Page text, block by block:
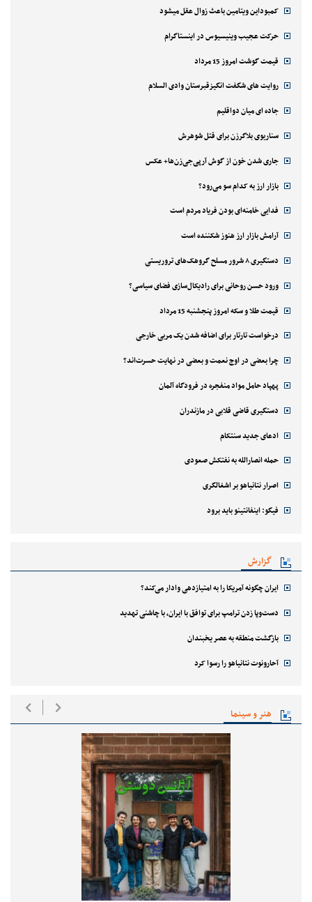
کمبوداین ویتامین باعث زوال عقل میشود
حرکت عجیب وینیسیوس در اینستاگرام
قیمت گوشت امروز 15 مرداد
روایت های شگفت انگیزقبرستان وادی السلام
جاده ای میان دواقلیم
سناریوی بلاگرزن برای قتل شوهرش
جاری شدن خون از گوش آرپی‌جی‌زن‌ها+ عکس
بازار ارز به کدام سو می‌رود؟
فدایی خامنه‌ای بودن فریاد مردم است
آرامش بازار ارز هنوز شکننده است
دستگیری ۸ شرور مسلح گروهک‌های تروریستی
ورود حسن روحانی برای رادیکال‌سازی فضای سیاسی؟
قیمت طلا و سکه امروز پنجشنبه 15 مرداد
درخواست تارتار برای اضافه شدن یک مربی خارجی
چرا بعضی در اوج نعمت و بعضی در نهایت حسرت‌اند؟
پهپاد حامل مواد منفجره در فرودگاه آلمان
دستگیری قاضی قلابی در مازندران
ادعای جدید سنتکام
حمله انصارالله به نفتکش صعودی
اصرار نتانیاهو بر اشغالگری
فیگو: اینفانتینو باید برود
گزارش
ایران چگونه آمریکا را به امتیازدهی وادار می‌کند؟
دست‌وپا زدن ترامپ برای توافق با ایران، با چاشنی تهدید
بازگشت منطقه به عصر یخبندان
آحارونوت نتانیاهو را رسوا کرد
هنر و سینما